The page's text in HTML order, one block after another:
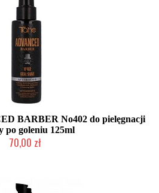
BARBER No402 do pielęgnacji
po goleniu 125ml
70,00 zł